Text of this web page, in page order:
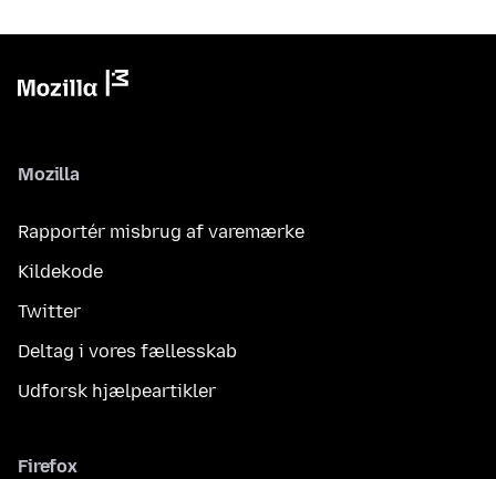
Mozilla
Rapportér misbrug af varemærke
Kildekode
Twitter
Deltag i vores fællesskab
Udforsk hjælpeartikler
Firefox